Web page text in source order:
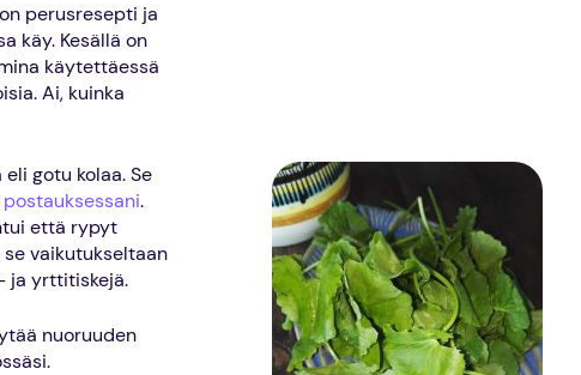
perusresepti ja
käy. Kesällä on
käytettäessä
Ai, kuinka
gotu kolaa. Se
.
että rypyt
vaikutukseltaan
ja yrttitiskejä.
nuoruuden